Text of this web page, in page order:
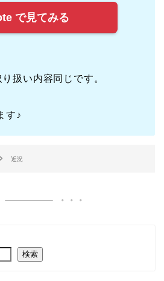
で見てみる
扱い内容同じです。
す♪
近況
検索